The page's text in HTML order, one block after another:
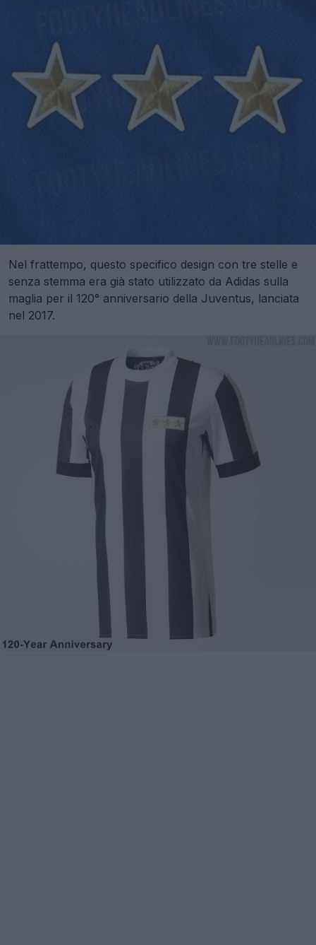
Nel frattempo, questo specifico design con tre stelle e
senza stemma era già stato utilizzato da Adidas sulla
maglia per il 120° anniversario della Juventus, lanciata
nel 2017.